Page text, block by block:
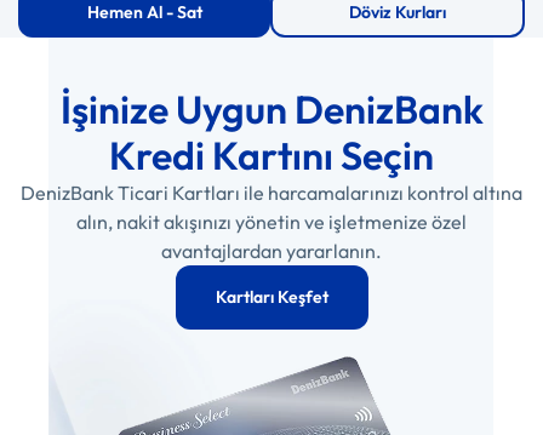
Hemen Al - Sat
Döviz Kurları
İşinize Uygun DenizBank
Kredi Kartını Seçin
DenizBank Ticari Kartları ile harcamalarınızı kontrol altına
alın, nakit akışınızı yönetin ve işletmenize özel
avantajlardan yararlanın.
Kartları Keşfet